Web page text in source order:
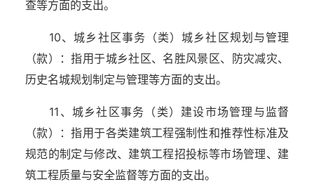
查等方面的支出。
10、城乡社区事务（类）城乡社区规划与管理
（款）：指用于城乡社区、名胜风景区、防灾减灾、
历史名城规划制定与管理等方面的支出。
11、城乡社区事务（类）建设市场管理与监督
（款）：指用于各类建筑工程强制性和推荐性标准及
规范的制定与修改、建筑工程招投标等市场管理、建
筑工程质量与安全监督等方面的支出。